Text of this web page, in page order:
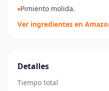
Pimiento molida.
Ver ingredientes en
Detalles
Tiempo total